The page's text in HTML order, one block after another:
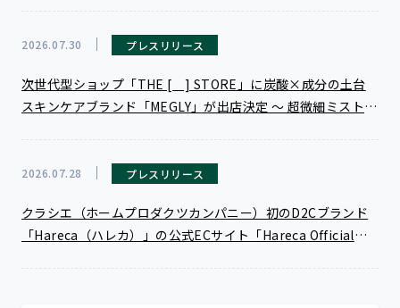
2026.07.30 プレスリリース
次世代型ショップ「THE [ ] STORE」に炭酸×成分の土台
スキンケアブランド「MEGLY」が出店決定 〜 超微細ミスト
2026.07.28 プレスリリース
クラシエ（ホームプロダクツカンパニー）初のD2Cブランド
「Hareca（ハレカ）」の公式ECサイト「Hareca Official